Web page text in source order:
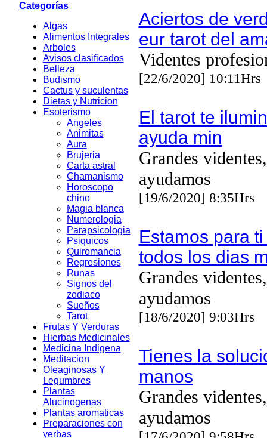
Categorías
Algas
Alimentos Integrales
Arboles
Avisos clasificados
Belleza
Budismo
Cactus y suculentas
Dietas y Nutricion
Esoterismo
Angeles
Animitas
Aura
Brujeria
Carta astral
Chamanismo
Horoscopo
chino
Magia blanca
Numerologia
Parapsicologia
Psiquicos
Quiromancia
Regresiones
Runas
Signos del
zodiaco
Sueños
Tarot
Frutas Y Verduras
Hierbas Medicinales
Medicina Indigena
Meditacion
Oleaginosas Y
Legumbres
Plantas
Alucinogenas
Plantas aromaticas
Preparaciones con
yerbas
Aciertos de
eur tarot del
Videntes
[22/6/2020] 10:11Hrs
El tarot te
ayuda min
Grandes
ayudamos
[19/6/2020] 8:35Hrs
Estamos para
todos los dias
Grandes
ayudamos
[18/6/2020] 9:03Hrs
Tienes la
manos
Grandes
ayudamos